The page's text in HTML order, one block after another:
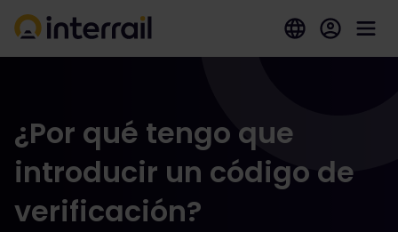
¿Por qué tengo que
introducir un código de
verificación?